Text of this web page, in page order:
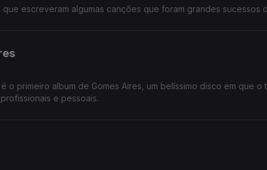
que escreveram algumas canções que foram grandes sucessos
é o primeiro album de Gomes Aires, um belíssimo disco em que o
e pessoais.